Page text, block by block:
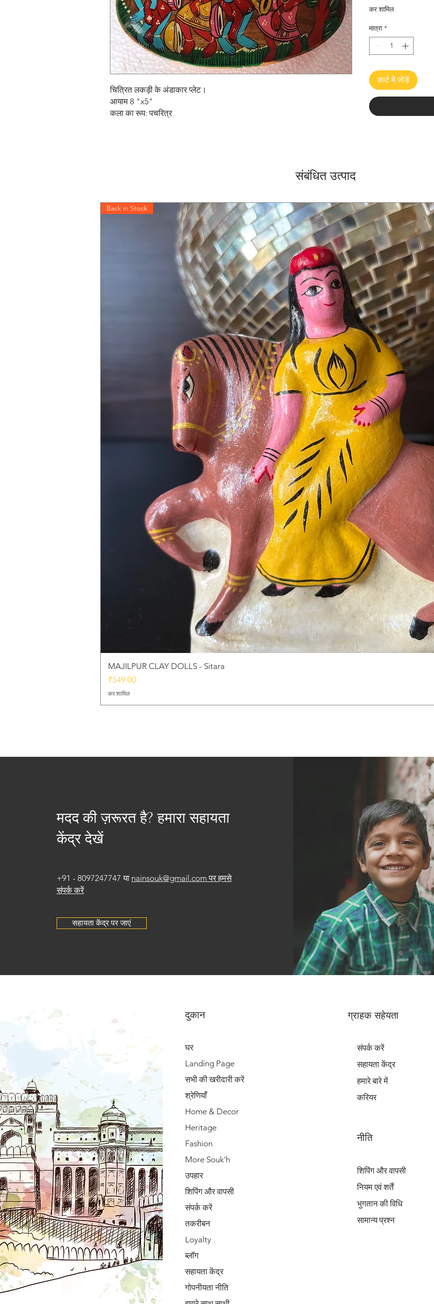
चित्रित लकड़ी के अंडाकार प्लेट।
आयाम 8 "x5"
कला का रूप: पचरित्र
कर शामिल
मात्रा *
कार्ट में जोड़ें
संबंधित उत्पाद
Back in Stock
MAJILPUR CLAY DOLLS - Sitara
मूल्य
₹549.00
कर शामिल
मदद की ज़रूरत है? हमारा सहायता
केंद्र देखें
+91 - 8097247747 या nainsouk@gmail.com पर हमसे
संपर्क करें
सहायता केंद्र पर जाएं
दुकान
घर
Landing Page
सभी की खरीदारी करें
श्रेणियाँ
Home & Decor
Heritage
Fashion
More Souk'h
उपहार
शिपिंग और वापसी
संपर्क करें
तकरीबन
Loyalty
ब्लॉग
सहायता केंद्र
गोपनीयता नीति
ग्राहक सहेयता
संपर्क करें
सहायता केंद्र
हमारे बारे में
करियर
नीति
शिपिंग और वापसी
नियम एवं शर्तें
भुगतान की विधि
सामान्य प्रश्न